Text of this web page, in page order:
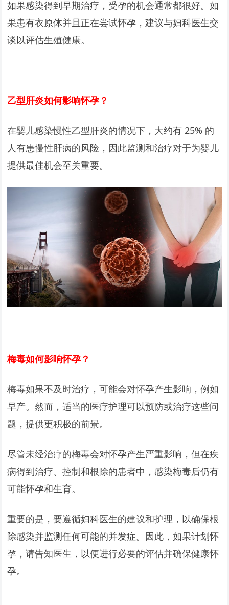
如果感染得到早期治疗，受孕的机会通常都很好。如
果患有衣原体并且正在尝试怀孕，建议与妇科医生交
谈以评估生殖健康。
乙型肝炎如何影响怀孕？
在婴儿感染慢性乙型肝炎的情况下，大约有 25% 的
人有患慢性肝病的风险，因此监测和治疗对于为婴儿
提供最佳机会至关重要。
梅毒如何影响怀孕？
梅毒如果不及时治疗，可能会对怀孕产生影响，例如
早产。然而，适当的医疗护理可以预防或治疗这些问
题，提供更积极的前景。
尽管未经治疗的梅毒会对怀孕产生严重影响，但在疾
病得到治疗、控制和根除的患者中，感染梅毒后仍有
可能怀孕和生育。
重要的是，要遵循妇科医生的建议和护理，以确保根
除感染并监测任何可能的并发症。因此，如果计划怀
孕，请告知医生，以便进行必要的评估并确保健康怀
孕。